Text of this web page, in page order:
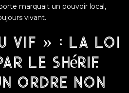
marquait un pouvoir local,
vivant.
vif » : la loi
le shérif,
ordre non